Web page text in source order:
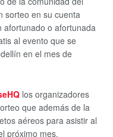
sorteo en su cuenta
afortunado o afortunada
al evento que se
en el mes de
los organizadores
que además de la
aéreos para asistir al
próximo mes.